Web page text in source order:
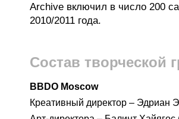
Archive включил в число 200
2010/2011 года.
Состав творческой
BBDO Moscow
Креативный директор – Эдриан